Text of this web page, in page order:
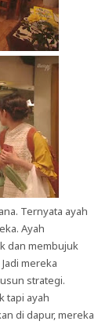
Ternyata ayah
Ayah
dan membujuk
mereka
strategi.
tapi ayah
di dapur, mereka